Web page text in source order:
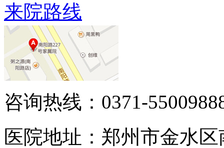
来院路线
咨询热线：0371-
医院地址：郑州市金水